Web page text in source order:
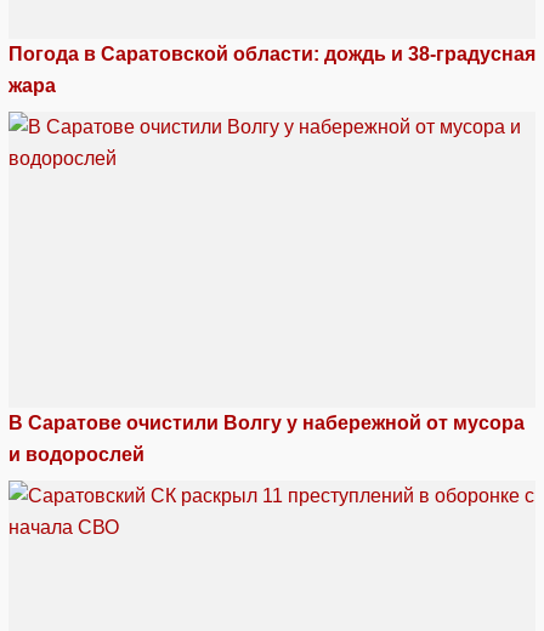
Погода в Саратовской области: дождь и 38-градусная
жара
В Саратове очистили Волгу у набережной от мусора
и водорослей